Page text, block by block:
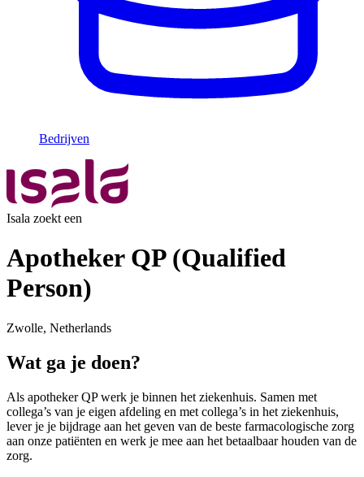
Bedrijven
Isala zoekt een
Apotheker QP (Qualified
Person)
Zwolle, Netherlands
Wat ga je doen?
Als apotheker QP werk je binnen het ziekenhuis. Samen met
collega’s van je eigen afdeling en met collega’s in het ziekenhuis,
lever je je bijdrage aan het geven van de beste farmacologische zorg
aan onze patiënten en werk je mee aan het betaalbaar houden van de
zorg.